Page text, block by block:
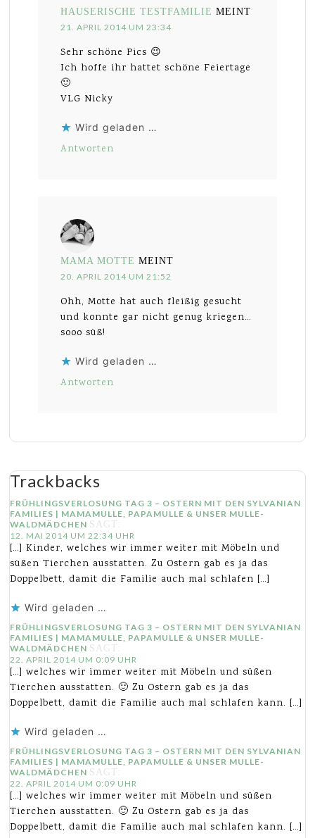
HAUSERISCHE TESTFAMILIE MEINT
21. APRIL 2014 UM 23:34
Sehr schöne Pics 😉
Ich hoffe ihr hattet schöne Feiertage
🙂
VLG Nicky
Wird geladen …
Antworten
MAMA MOTTE MEINT
20. APRIL 2014 UM 21:52
Ohh, Motte hat auch fleißig gesucht
und konnte gar nicht genug kriegen…
sooo süß!
Wird geladen …
Antworten
Trackbacks
FRÜHLINGSVERLOSUNG TAG 3 – OSTERN MIT DEN SYLVANIAN
FAMILIES | MAMAMULLE, PAPAMULLE & UNSER MULLE-
WALDMÄDCHEN SAGT:
12. MAI 2014 UM 22:34 UHR
[…] Kinder, welches wir immer weiter mit Möbeln und
süßen Tierchen ausstatten. Zu Ostern gab es ja das
Doppelbett, damit die Familie auch mal schlafen […]
Wird geladen …
FRÜHLINGSVERLOSUNG TAG 3 – OSTERN MIT DEN SYLVANIAN
FAMILIES | MAMAMULLE, PAPAMULLE & UNSER MULLE-
WALDMÄDCHEN SAGT:
22. APRIL 2014 UM 0:09 UHR
[…] welches wir immer weiter mit Möbeln und süßen
Tierchen ausstatten. 🙂 Zu Ostern gab es ja das
Doppelbett, damit die Familie auch mal schlafen kann. […]
Wird geladen …
FRÜHLINGSVERLOSUNG TAG 3 – OSTERN MIT DEN SYLVANIAN
FAMILIES | MAMAMULLE, PAPAMULLE & UNSER MULLE-
WALDMÄDCHEN SAGT:
22. APRIL 2014 UM 0:09 UHR
[…] welches wir immer weiter mit Möbeln und süßen
Tierchen ausstatten. 🙂 Zu Ostern gab es ja das
Doppelbett, damit die Familie auch mal schlafen kann. […]